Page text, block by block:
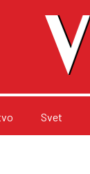
Svet